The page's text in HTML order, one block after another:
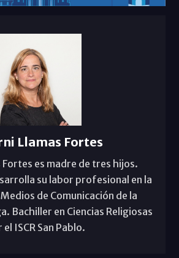
Llamas Fortes
Fortes es madre de tres hijos.
su labor profesional en la
de Comunicación de la
Bachiller en Ciencias Religiosas
el ISCR San Pablo.